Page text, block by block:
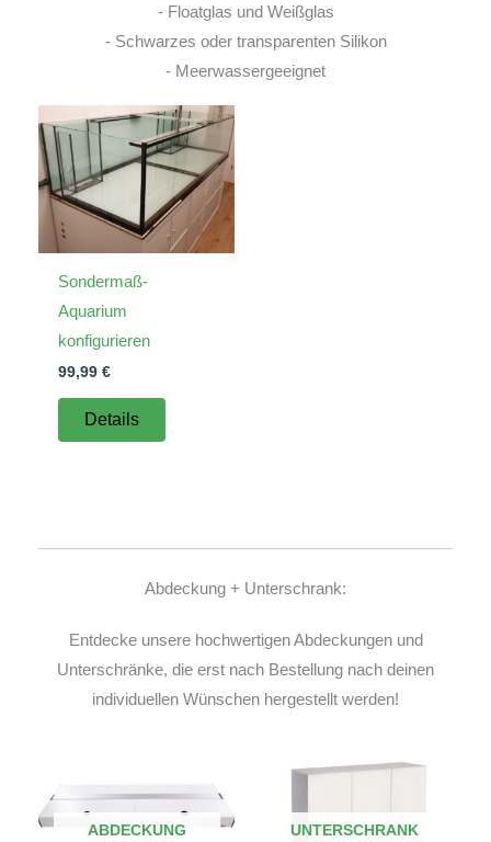
- Floatglas und Weißglas
- Schwarzes oder transparenten Silikon
- Meerwassergeeignet
Sondermaß-
Aquarium
konfigurieren
99,99 €
Details
Abdeckung + Unterschrank:
Entdecke unsere hochwertigen Abdeckungen und
Unterschränke, die erst nach Bestellung nach deinen
individuellen Wünschen hergestellt werden!
ABDECKUNG UNTERSCHRANK